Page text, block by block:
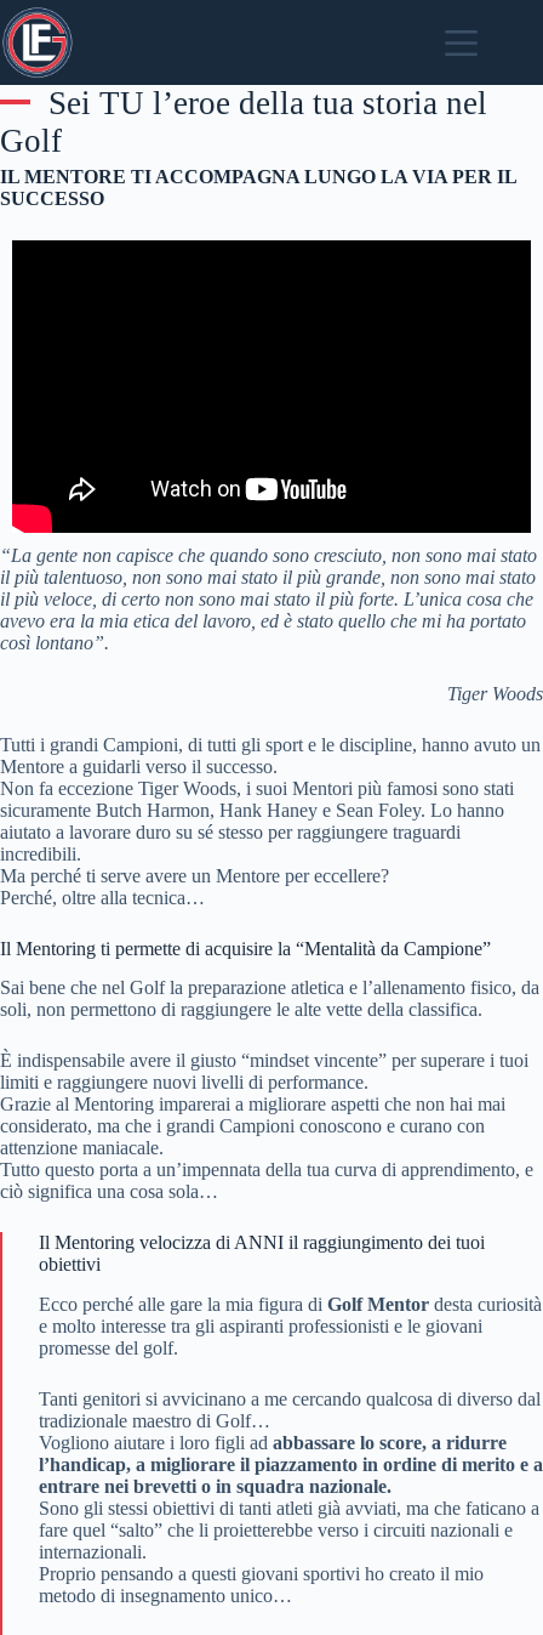
Salta
al
contenuto
Sei TU l’eroe della tua storia nel
Golf
IL MENTORE TI ACCOMPAGNA LUNGO LA VIA PER IL
SUCCESSO
“La gente non capisce che quando sono cresciuto, non sono mai stato
il più talentuoso, non sono mai stato il più grande, non sono mai stato
il più veloce, di certo non sono mai stato il più forte. L’unica cosa che
avevo era la mia etica del lavoro, ed è stato quello che mi ha portato
così lontano”.
Tiger Woods
Tutti i grandi Campioni, di tutti gli sport e le discipline, hanno avuto un
Mentore a guidarli verso il successo.
Non fa eccezione Tiger Woods, i suoi Mentori più famosi sono stati
sicuramente Butch Harmon, Hank Haney e Sean Foley. Lo hanno
aiutato a lavorare duro su sé stesso per raggiungere traguardi
incredibili.
Ma perché ti serve avere un Mentore per eccellere?
Perché, oltre alla tecnica…
Il Mentoring ti permette di acquisire la “Mentalità da Campione”
Sai bene che nel Golf la preparazione atletica e l’allenamento fisico, da
soli, non permettono di raggiungere le alte vette della classifica.
È indispensabile avere il giusto “mindset vincente” per superare i tuoi
limiti e raggiungere nuovi livelli di performance.
Grazie al Mentoring imparerai a migliorare aspetti che non hai mai
considerato, ma che i grandi Campioni conoscono e curano con
attenzione maniacale.
Tutto questo porta a un’impennata della tua curva di apprendimento, e
ciò significa una cosa sola…
Il Mentoring velocizza di ANNI il raggiungimento dei tuoi
obiettivi
Ecco perché alle gare la mia figura di Golf Mentor desta curiosità
e molto interesse tra gli aspiranti professionisti e le giovani
promesse del golf.
Tanti genitori si avvicinano a me cercando qualcosa di diverso dal
tradizionale maestro di Golf…
Vogliono aiutare i loro figli ad abbassare lo score, a ridurre
l’handicap, a migliorare il piazzamento in ordine di merito e a
entrare nei brevetti o in squadra nazionale.
Sono gli stessi obiettivi di tanti atleti già avviati, ma che faticano a
fare quel “salto” che li proietterebbe verso i circuiti nazionali e
internazionali.
Proprio pensando a questi giovani sportivi ho creato il mio
metodo di insegnamento unico…